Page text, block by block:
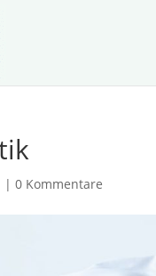
|0 Kommentare